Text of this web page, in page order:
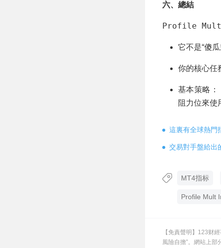
六、總結
Profile
它不是“傻
你的核心任
基本策略：
阻力位來使
這裏有全球熱門
交易對手盤給出
MT4指标
Profile Mult
【免責聲明】123财
風險自擔”。網站上